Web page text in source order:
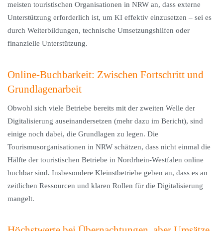
meisten touristischen Organisationen in NRW an, dass externe
Unterstützung erforderlich ist, um KI effektiv einzusetzen – sei es
durch Weiterbildungen, technische Umsetzungshilfen oder
finanzielle Unterstützung.
Online-Buchbarkeit: Zwischen Fortschritt und
Grundlagenarbeit
Obwohl sich viele Betriebe bereits mit der zweiten Welle der
Digitalisierung auseinandersetzen (mehr dazu im Bericht), sind
einige noch dabei, die Grundlagen zu legen. Die
Tourismusorganisationen in NRW schätzen, dass nicht einmal die
Hälfte der touristischen Betriebe in Nordrhein-Westfalen online
buchbar sind. Insbesondere Kleinstbetriebe geben an, dass es an
zeitlichen Ressourcen und klaren Rollen für die Digitalisierung
mangelt.